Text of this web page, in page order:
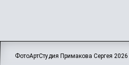
ФотоАртСтудия Примакова Сергея 2026